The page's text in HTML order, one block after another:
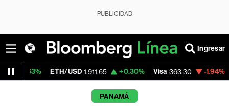
PUBLICIDAD
Ingresar
ETH/USD 1,911.65 +0.30% Visa 363.30 -1.94%
PANAMÁ